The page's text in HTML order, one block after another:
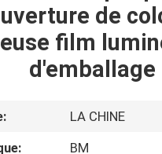
de
film
d'emballage
LA CHINE
BM